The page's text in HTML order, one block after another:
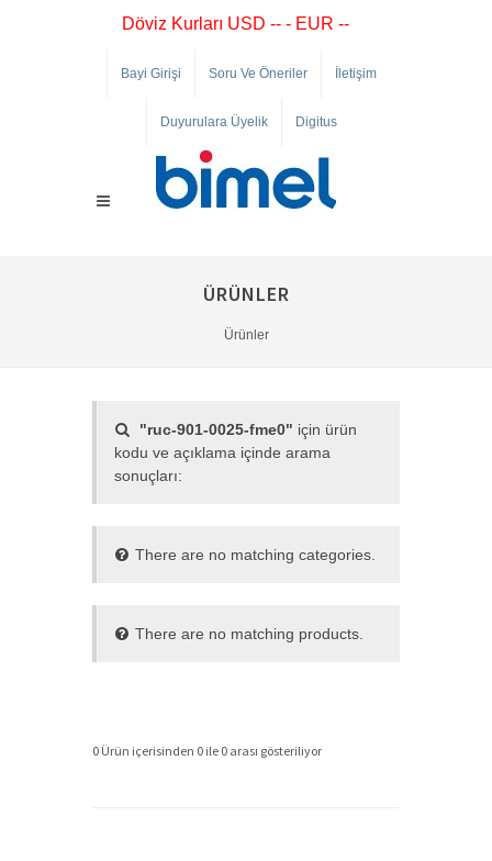
Döviz Kurları USD -- - EUR --
Bayi Girişi Soru Ve Öneriler İletişim
Duyurulara Üyelik Digitus
ÜRÜNLER
Ürünler
"ruc-901-0025-fme0" için ürün
kodu ve açıklama içinde arama
sonuçları:
There are no matching categories.
There are no matching products.
0 Ürün içerisinden 0 ile 0 arası gösteriliyor